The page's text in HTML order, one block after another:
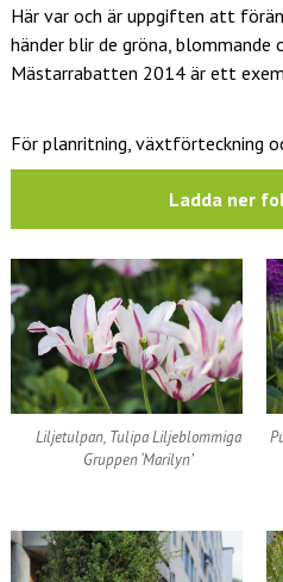
Här var och är uppgiften att
händer blir de gröna, blommande
Mästarrabatten 2014 är ett
För planritning, växtförteckning
Ladda ner
Liljetulpan, Tulipa Liljeblommiga
Gruppen ‘Marilyn’